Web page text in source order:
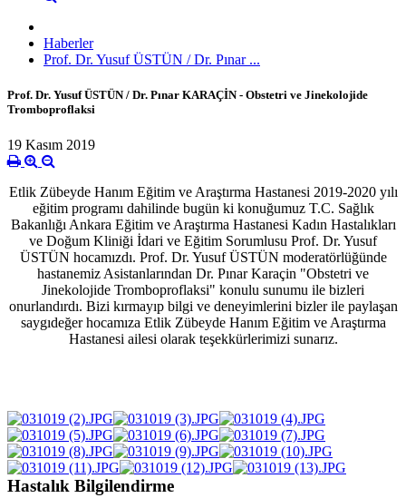
Haberler
Prof. Dr. Yusuf ÜSTÜN / Dr. Pınar ...
Prof. Dr. Yusuf ÜSTÜN / Dr. Pınar KARAÇİN - Obstetri ve Jinekolojide
Tromboproflaksi
19 Kasım 2019
Etlik Zübeyde Hanım Eğitim ve Araştırma Hastanesi 2019-2020 yılı
eğitim programı dahilinde bugün ki konuğumuz T.C. Sağlık
Bakanlığı Ankara Eğitim ve Araştırma Hastanesi Kadın Hastalıkları
ve Doğum Kliniği İdari ve Eğitim Sorumlusu Prof. Dr. Yusuf
ÜSTÜN hocamızdı. Prof. Dr. Yusuf ÜSTÜN moderatörlüğünde
hastanemiz Asistanlarından Dr. Pınar Karaçin "Obstetri ve
Jinekolojide Tromboproflaksi" konulu sunumu ile bizleri
onurlandırdı. Bizi kırmayıp bilgi ve deneyimlerini bizler ile paylaşan
saygıdeğer hocamıza Etlik Zübeyde Hanım Eğitim ve Araştırma
Hastanesi ailesi olarak teşekkürlerimizi sunarız.
Hastalık Bilgilendirme